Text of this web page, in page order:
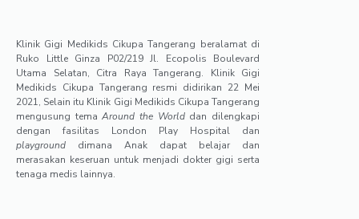
Klinik Gigi Medikids Cikupa Tangerang beralamat di
Ruko Little Ginza P02/219 Jl. Ecopolis Boulevard
Utama Selatan, Citra Raya Tangerang. Klinik Gigi
Medikids Cikupa Tangerang resmi didirikan 22 Mei
2021, Selain itu Klinik Gigi Medikids Cikupa Tangerang
mengusung temaAround the Worlddan dilengkapi
dengan fasilitas London Play Hospital dan
playground dimana Anak dapat belajar dan
merasakan keseruan untuk menjadi dokter gigi serta
tenaga medis lainnya.